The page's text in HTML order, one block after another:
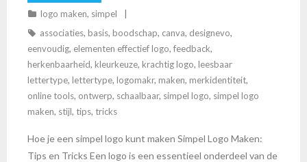
logo maken, simpel
associaties, basis, boodschap, canva, designevo,
eenvoudig, elementen effectief logo, feedback,
herkenbaarheid, kleurkeuze, krachtig logo, leesbaar
lettertype, lettertype, logomakr, maken, merkidentiteit,
online tools, ontwerp, schaalbaar, simpel logo, simpel logo
maken, stijl, tips, tricks
Hoe je een simpel logo kunt maken Simpel Logo Maken:
Tips en Tricks Een logo is een essentieel onderdeel van de